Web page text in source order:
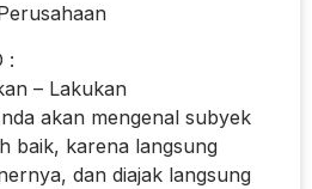
:
– Lakukan
akan mengenal subyek
baik, karena langsung
dan diajak langsung